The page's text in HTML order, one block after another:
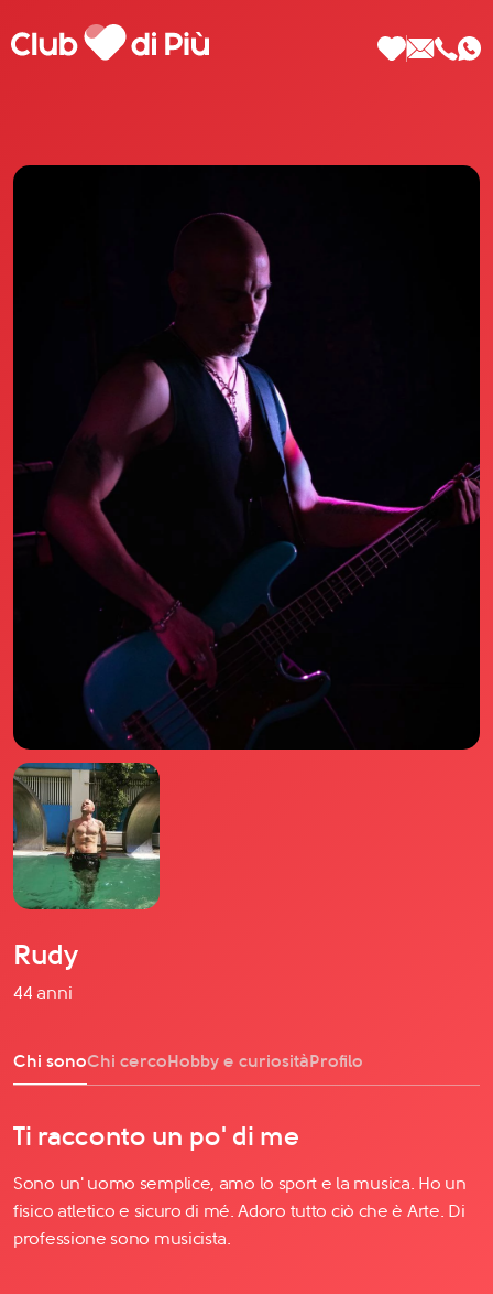
Scopri Club di Più
Le testimonianze Club di Più
La fondatrice Valeria Pilla
Annunci Donne
Agenzia matrimoniale Club di Più
Love Notebook
Il libro Donna di Cuori
Quanto costa Club di Più
Love Academy
Domande Frequenti
Impegno Sociale
Le nostre sedi
Facebook
YouTube
Instagram
TikTok
Rudy
44 anni
Chi sonoChi cercoHobby e curiositàProfilo
Ti racconto un po' di me
Sono un' uomo semplice, amo lo sport e la musica. Ho un
fisico atletico e sicuro di mé. Adoro tutto ciò che è Arte. Di
professione sono musicista.